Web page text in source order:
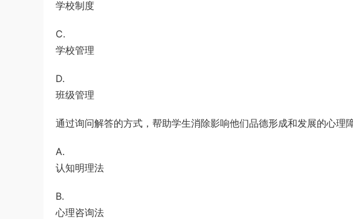
学校制度
C.
学校管理
D.
班级管理
通过询问解答的方式，帮助学生消除影响他们品德形成和发展的心理
A.
认知明理法
B.
心理咨询法